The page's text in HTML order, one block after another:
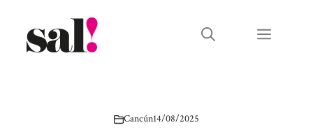
contenido
Menú
Cancún14/08/2025